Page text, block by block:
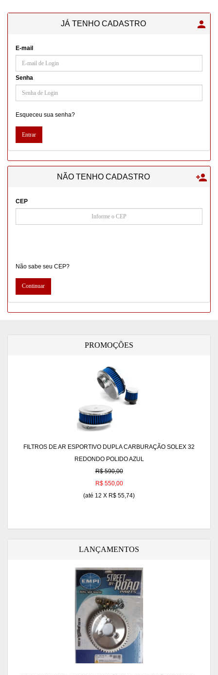
JÁ TENHO CADASTRO 
E-mail
Senha
Esqueceu sua senha?
NÃO TENHO CADASTRO 
CEP
Não sabe seu CEP?
PROMOÇÕES
FILTROS DE AR ESPORTIVO DUPLA CARBURAÇÃO SOLEX 32
REDONDO POLIDO AZUL
R$ 590,00
R$ 550,00
(até 12 X R$ 55,74)
LANÇAMENTOS